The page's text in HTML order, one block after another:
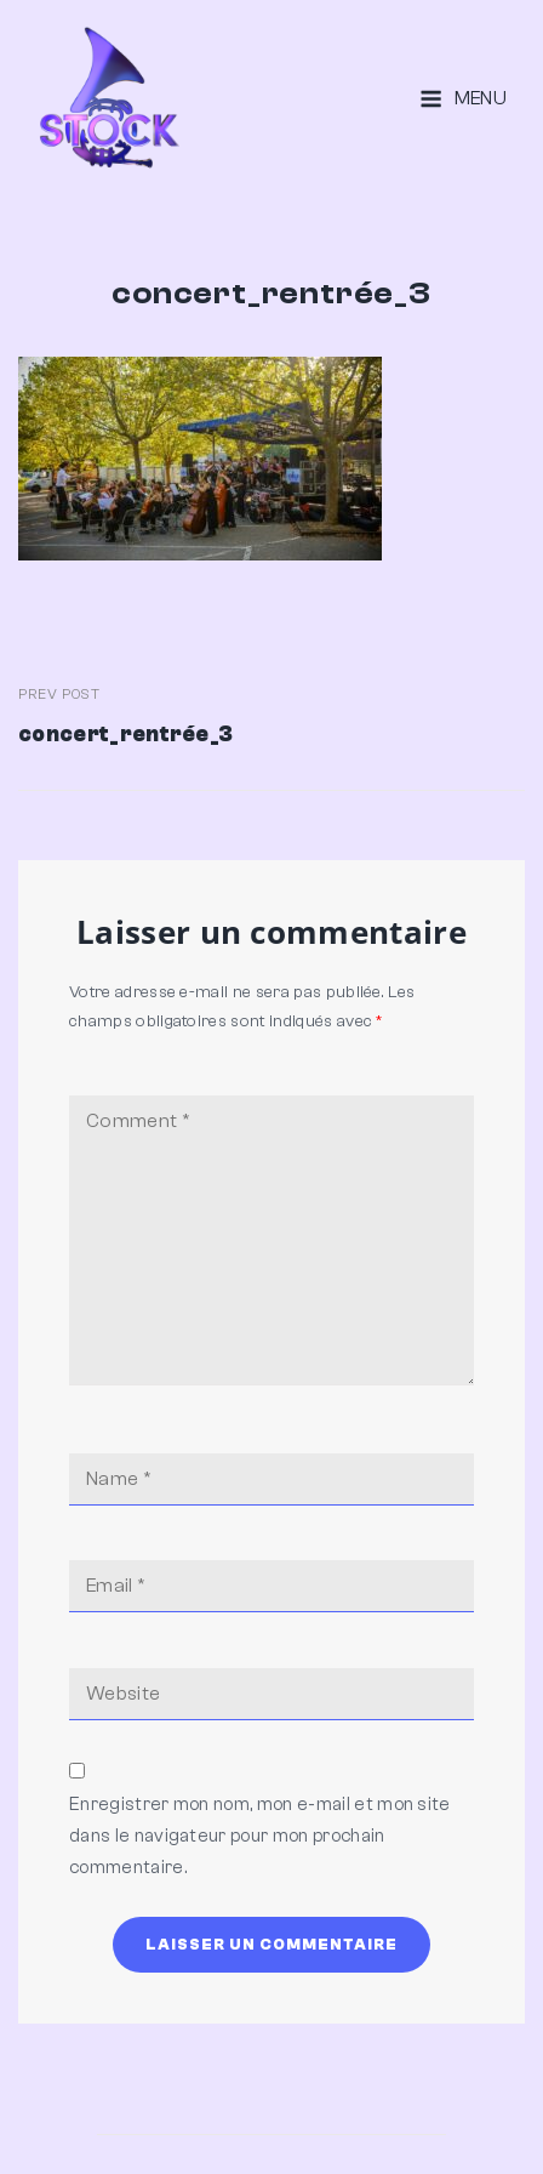
MENU
concert_rentrée_3
Navigation
de
Previous
Post
PREV POST
concert_rentrée_3
Laisser un commentaire
Votre adresse e-mail ne sera pas publiée. Les
champs obligatoires sont indiqués avec*
Enregistrer mon nom, mon e-mail et mon site
dans le navigateur pour mon prochain
commentaire.